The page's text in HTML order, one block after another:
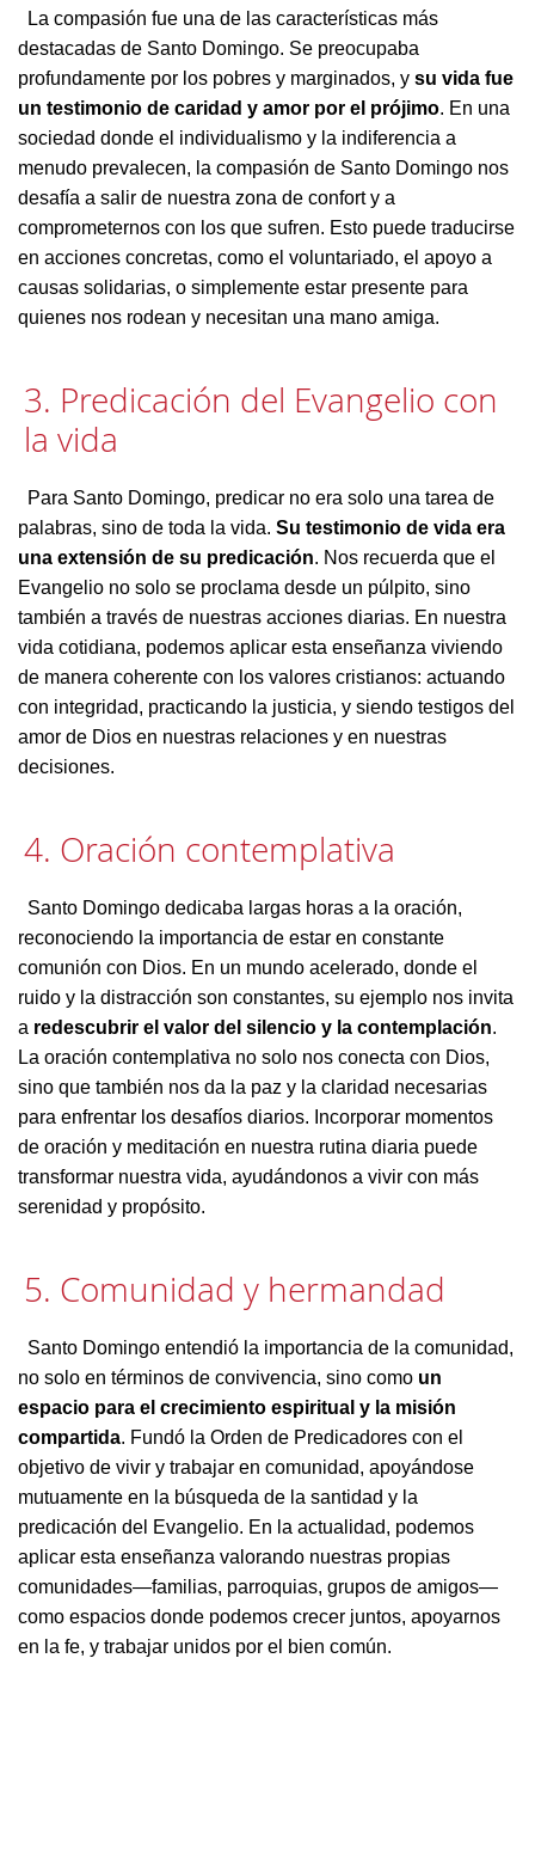
La compasión fue una de las características más
destacadas de Santo Domingo. Se preocupaba
profundamente por los pobres y marginados, y su vida fue
un testimonio de caridad y amor por el prójimo. En una
sociedad donde el individualismo y la indiferencia a
menudo prevalecen, la compasión de Santo Domingo nos
desafía a salir de nuestra zona de confort y a
comprometernos con los que sufren. Esto puede traducirse
en acciones concretas, como el voluntariado, el apoyo a
causas solidarias, o simplemente estar presente para
quienes nos rodean y necesitan una mano amiga.
3. Predicación del Evangelio con
la vida
Para Santo Domingo, predicar no era solo una tarea de
palabras, sino de toda la vida. Su testimonio de vida era
una extensión de su predicación. Nos recuerda que el
Evangelio no solo se proclama desde un púlpito, sino
también a través de nuestras acciones diarias. En nuestra
vida cotidiana, podemos aplicar esta enseñanza viviendo
de manera coherente con los valores cristianos: actuando
con integridad, practicando la justicia, y siendo testigos del
amor de Dios en nuestras relaciones y en nuestras
decisiones.
4. Oración contemplativa
Santo Domingo dedicaba largas horas a la oración,
reconociendo la importancia de estar en constante
comunión con Dios. En un mundo acelerado, donde el
ruido y la distracción son constantes, su ejemplo nos invita
a redescubrir el valor del silencio y la contemplación.
La oración contemplativa no solo nos conecta con Dios,
sino que también nos da la paz y la claridad necesarias
para enfrentar los desafíos diarios. Incorporar momentos
de oración y meditación en nuestra rutina diaria puede
transformar nuestra vida, ayudándonos a vivir con más
serenidad y propósito.
5. Comunidad y hermandad
Santo Domingo entendió la importancia de la comunidad,
no solo en términos de convivencia, sino como un
espacio para el crecimiento espiritual y la misión
compartida. Fundó la Orden de Predicadores con el
objetivo de vivir y trabajar en comunidad, apoyándose
mutuamente en la búsqueda de la santidad y la
predicación del Evangelio. En la actualidad, podemos
aplicar esta enseñanza valorando nuestras propias
comunidades—familias, parroquias, grupos de amigos—
como espacios donde podemos crecer juntos, apoyarnos
en la fe, y trabajar unidos por el bien común.